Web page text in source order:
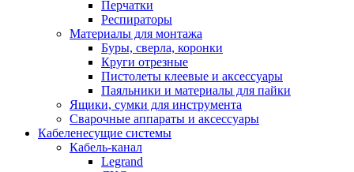
Перчатки
Респираторы
Материалы для монтажа
Буры, сверла, коронки
Круги отрезные
Пистолеты клеевые и аксессуары
Паяльники и материалы для пайки
Ящики, сумки для инструмента
Сварочные аппараты и аксессуары
Кабеленесущие системы
Кабель-канал
Legrand